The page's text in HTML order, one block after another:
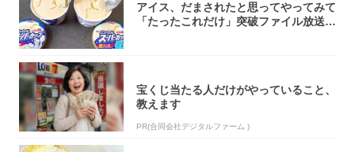
アイス、だまされたと思ってやってみて
「たったこれだけ」突破ファイル放送で
宝くじ当たる人だけがやっていること、
教えます
PR(合同会社デジタルファーム )